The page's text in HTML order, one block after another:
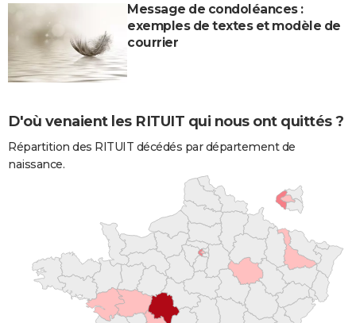
Message de condoléances :
exemples de textes et modèle de
courrier
D'où venaient les RITUIT qui nous ont quittés ?
Répartition des RITUIT décédés par département de
naissance.